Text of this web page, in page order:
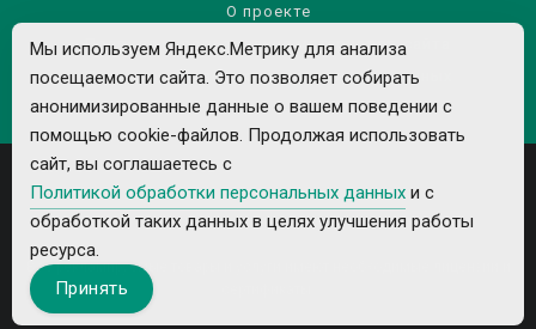
О проекте
Правила использования материалов сайта
Политика обработки персональных данных
Все рекламируемые товары и услуги имеют необходимые лицензии и
Мы используем Яндекс.Метрику для анализа
посещаемости сайта. Это позволяет собирать
анонимизированные данные о вашем поведении с
помощью cookie-файлов. Продолжая использовать
сайт, вы соглашаетесь с
Политикой обработки персональных данных и с
обработкой таких данных в целях улучшения работы
ресурса.
Принять